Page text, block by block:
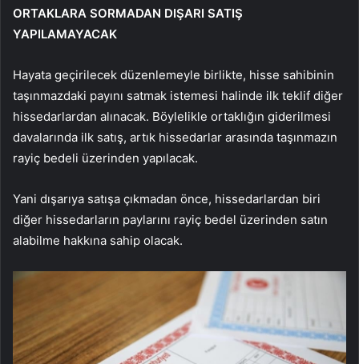
ORTAKLARA SORMADAN DIŞARI SATIŞ
YAPILAMAYACAK
Hayata geçirilecek düzenlemeyle birlikte, hisse sahibinin
taşınmazdaki payını satmak istemesi halinde ilk teklif diğer
hissedarlardan alınacak. Böylelikle ortaklığın giderilmesi
davalarında ilk satış, artık hissedarlar arasında taşınmazın
rayiç bedeli üzerinden yapılacak.
Yani dışarıya satışa çıkmadan önce, hissedarlardan biri
diğer hissedarların paylarını rayiç bedel üzerinden satın
alabilme hakkına sahip olacak.